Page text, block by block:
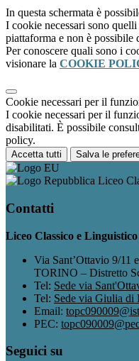
In questa schermata è
I cookie necessari sono
piattaforma e non è possibile
Per conoscere quali sono i
visionare la COOKIE
Cookie necessari per il
I cookie necessari per il
disabilitati. È possibile
policy.
Accetta tutti Salva le
Liceo
Contatti
Liceo Classico e
Via Sant’Ottavio 9/11
TORINO – Distretto
Tel: Sede via
Tel: Sede via Giulia di
Email:
PEC:
Seguici su